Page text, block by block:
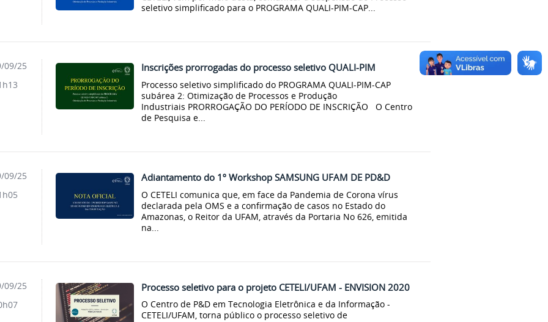
seletivo simplificado para o PROGRAMA QUALI-PIM-CAP...
Inscrições prorrogadas do processo seletivo QUALI-PIM
Processo seletivo simplificado do PROGRAMA QUALI-PIM-CAP
subárea 2: Otimização de Processos e Produção
Industriais PRORROGAÇÃO DO PERÍODO DE INSCRIÇÃO O Centro
de Pesquisa e...
09/25
Adiantamento do 1º Workshop SAMSUNG UFAM DE PD&D
O CETELI comunica que, em face da Pandemia de Corona vírus
declarada pela OMS e a confirmação de casos no Estado do
Amazonas, o Reitor da UFAM, através da Portaria No 626, emitida
na...
09/25
Processo seletivo para o projeto CETELI/UFAM - ENVISION 2020
O Centro de P&D em Tecnologia Eletrônica e da Informação -
CETELI/UFAM, torna público o processo seletivo de
09/25